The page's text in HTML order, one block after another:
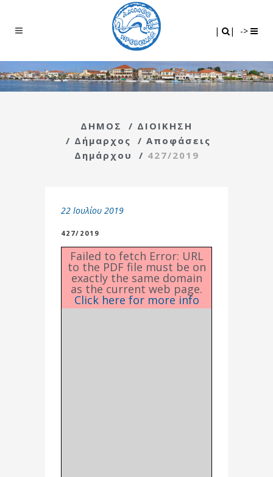
| | ->
ΔΗΜΟΣ / ΔΙΟΙΚΗΣΗ
/ Δήμαρχος / Αποφάσεις
Δημάρχου
/ 427/2019
22 Ιουλίου 2019
427/2019
Failed to fetch Error: URL
to the PDF file must be on
exactly the same domain
as the current web page.
Click here for more info